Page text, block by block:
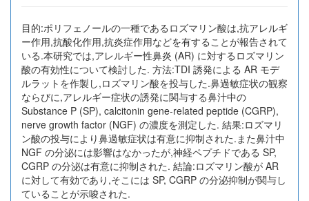
目的:ポリフェノールの一種であるロズマリン酸は,抗アレルギ
ー作用,抗酸化作用,抗炎症作用などを有することが報告されて
いる.本研究では,アレルギー性鼻炎 (AR) に対するロズマリン
酸の有効性について検討した. 方法:TDI 誘発による AR モデ
ルラットを作製し,ロズマリン酸を投与した.鼻過敏症状の観察
ならびに,アレルギー症状の誘発に関与する鼻汁中の
Substance P (SP), calcitonin gene-related peptide (CGRP),
nerve growth factor (NGF) の濃度を測定した. 結果:ロズマリ
ン酸の投与により鼻過敏症状は有意に抑制された.また鼻汁中
NGF の分泌には影響はなかったが,神経ペプチドである SP,
CGRP の分泌は有意に抑制された. 結論:ロズマリン酸が AR
に対して有効であり,そこには SP, CGRP の分泌抑制が関与し
ていることが示唆された.